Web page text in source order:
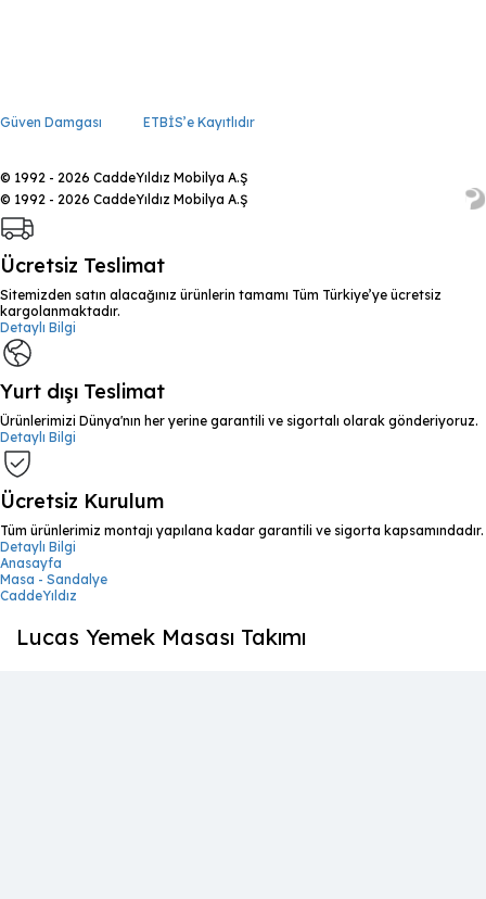
Güven Damgası ETBİS’e Kayıtlıdır
© 1992 - 2026 CaddeYıldız Mobilya A.Ş
© 1992 - 2026 CaddeYıldız Mobilya A.Ş
Ücretsiz Teslimat
Sitemizden satın alacağınız ürünlerin tamamı Tüm Türkiye’ye ücretsiz
kargolanmaktadır.
Detaylı Bilgi
Yurt dışı Teslimat
Ürünlerimizi Dünya'nın her yerine garantili ve sigortalı olarak gönderiyoruz.
Detaylı Bilgi
Ücretsiz Kurulum
Tüm ürünlerimiz montajı yapılana kadar garantili ve sigorta kapsamındadır.
Detaylı Bilgi
Anasayfa
Masa - Sandalye
CaddeYıldız
Lucas Yemek Masası Takımı